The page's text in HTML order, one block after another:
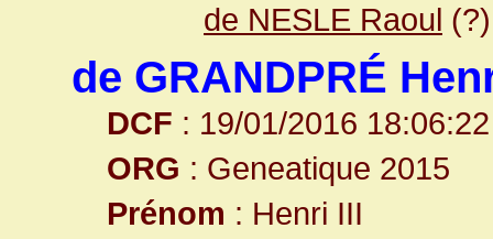
de NESLE Raoul (?)
de GRANDPRÉ
DCF : 19/01/2016 18:06:22
ORG : Geneatique 2015
Prénom : Henri III